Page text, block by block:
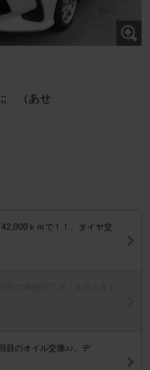
ゞ（あせ
ｋｍで！！、タイヤ交
目のオイル交換♪♪、デ